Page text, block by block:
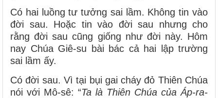
Có hai luồng tư tưởng sai lầm. Không tin vào
đời sau. Hoặc tin vào đời sau nhưng cho
rằng đời sau cũng giống như đời này. Hôm
nay Chúa Giê-su bài bác cả hai lập trường
sai lầm ấy.
Có đời sau. Vì tại bụi gai cháy đỏ Thiên Chúa
nói với Mô-sê: “Ta là Thiên Chúa của Áp-ra-